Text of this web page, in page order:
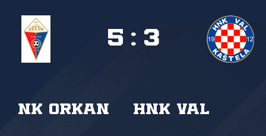
NK Orkan HNK Val
5 : 3